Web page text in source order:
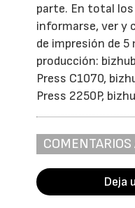
parte. En total
informarse, ver y
de impresión de
producción:
Press C1070,
Press 2250P,
Deja